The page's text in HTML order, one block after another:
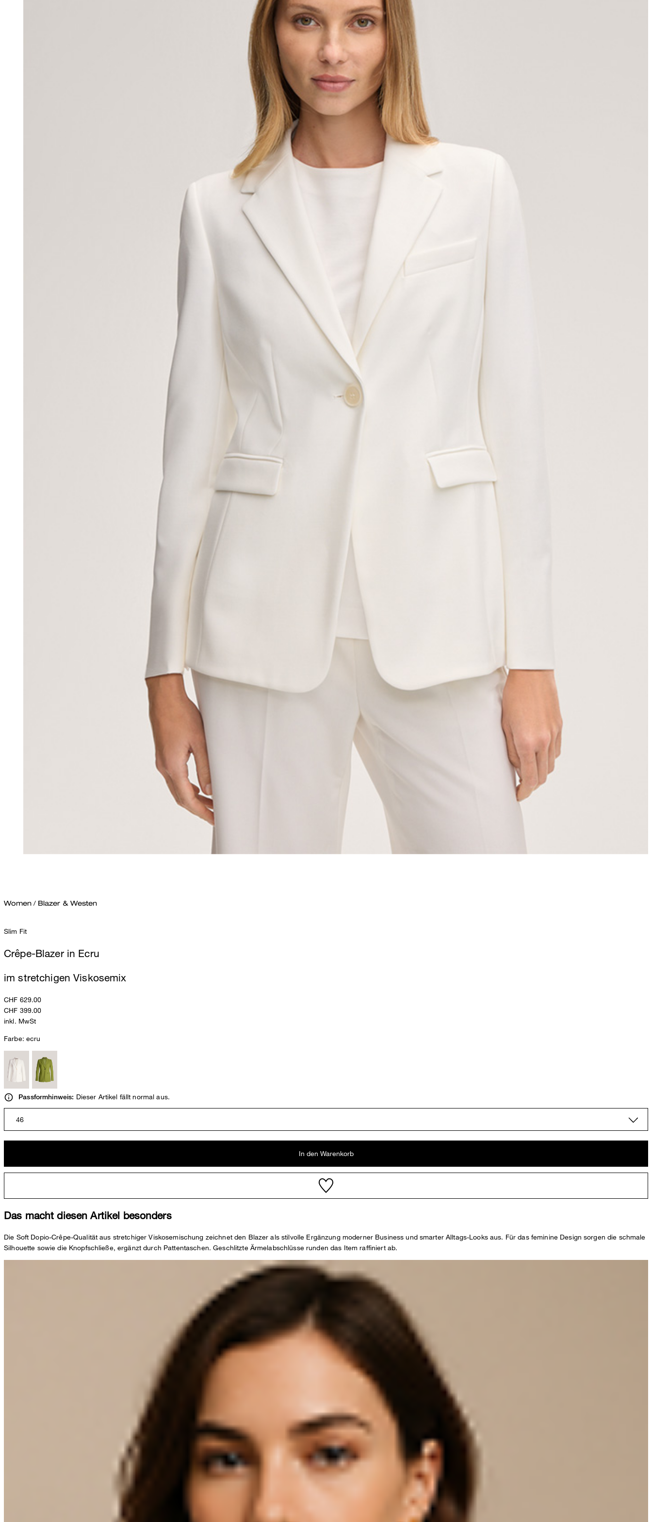
Women / Blazer & Westen
Slim Fit
Crêpe-Blazer in Ecru
im stretchigen Viskosemix
CHF 629.00
CHF 399.00
inkl. MwSt
Farbe: ecru
Passformhinweis: Dieser Artikel fällt normal aus.
46
In den Warenkorb
Das macht diesen Artikel besonders
Die Soft Dopio-Crêpe-Qualität aus stretchiger Viskosemischung zeichnet den Blazer als stilvolle Ergänzung moderner Business und smarter Alltags-Looks aus. Für das feminine Design sorgen die schmale
Silhouette sowie die Knopfschließe, ergänzt durch Pattentaschen. Geschlitzte Ärmelabschlüsse runden das Item raffiniert ab.